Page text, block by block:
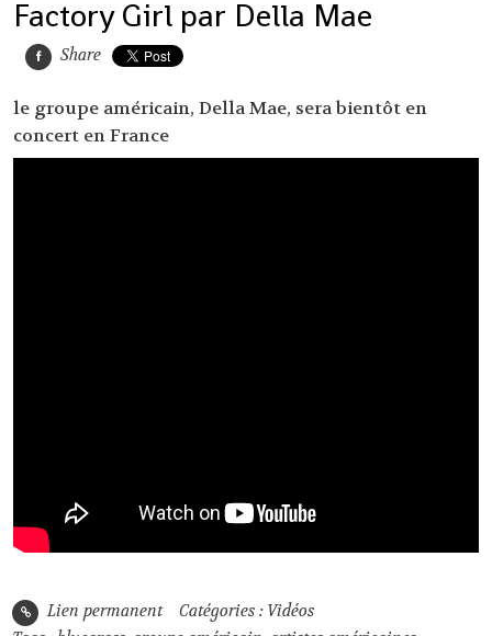
Factory Girl par Della Mae
Share
le groupe américain, Della Mae, sera bientôt en
concert en France
Lien permanent Catégories : Vidéos